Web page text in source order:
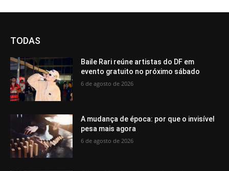
TODAS
Baile Rari reúne artistas do DF em
evento gratuito no próximo sábado
6 de agosto de 2026
A mudança de época: por que o invisível
pesa mais agora
6 de agosto de 2026